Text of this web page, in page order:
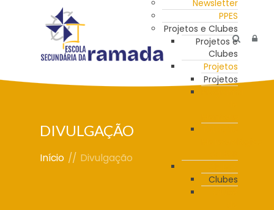
Newsletter
PPES
Projetos e Clubes
Projetos e
Clubes
Projetos
Projetos
Clubes
DIVULGAÇÃO
Início // Divulgação